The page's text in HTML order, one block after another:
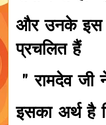
और उनके इस
प्रचलित हैं
" रामदेव
इसका अर्थ है